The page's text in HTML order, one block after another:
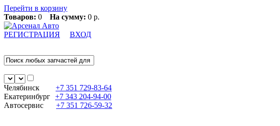
Перейти в корзину
Товаров: 0 На сумму: 0 р.
РЕГИСТРАЦИЯ ВХОД
Челябинск +7 351 729-83-64
Екатеринбург +7 343 204-94-00
Автосервис
+7 351 726-59-32